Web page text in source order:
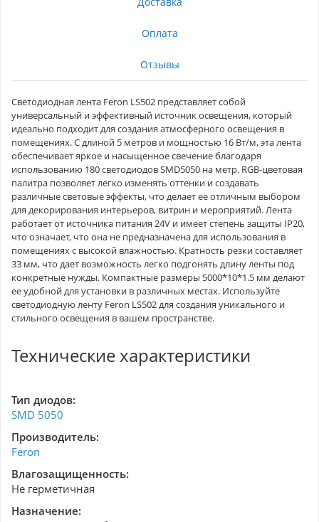
Оплата
Отзывы
Светодиодная лента Feron LS502 представляет собой
универсальный и эффективный источник освещения, который
идеально подходит для создания атмосферного освещения в
помещениях. С длиной 5 метров и мощностью 16 Вт/м, эта лента
обеспечивает яркое и насыщенное свечение благодаря
использованию 180 светодиодов SMD5050 на метр. RGB-цветовая
палитра позволяет легко изменять оттенки и создавать
различные световые эффекты, что делает ее отличным выбором
для декорирования интерьеров, витрин и мероприятий. Лента
работает от источника питания 24V и имеет степень защиты IP20,
что означает, что она не предназначена для использования в
помещениях с высокой влажностью. Кратность резки составляет
33 мм, что дает возможность легко подгонять длину ленты под
конкретные нужды. Компактные размеры 5000*10*1.5 мм делают
ее удобной для установки в различных местах. Используйте
светодиодную ленту Feron LS502 для создания уникального и
стильного освещения в вашем пространстве.
Технические характеристики
Тип диодов:
SMD 5050
Производитель:
Feron
Влагозащищенность:
Не герметичная
Назначение: